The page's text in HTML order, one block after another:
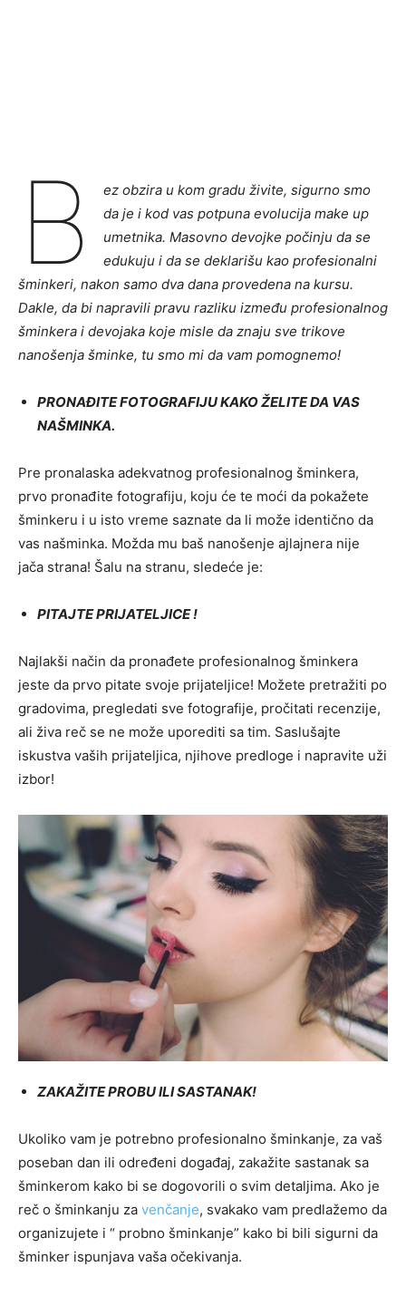
B
ez obzira u kom gradu živite, sigurno smo
da je i kod vas potpuna evolucija make up
umetnika. Masovno devojke počinju da se
edukuju i da se deklarišu kao profesionalni
šminkeri, nakon samo dva dana provedena na kursu.
Dakle, da bi napravili pravu razliku između profesionalnog
šminkera i devojaka koje misle da znaju sve trikove
nanošenja šminke, tu smo mi da vam pomognemo!
PRONAĐITE FOTOGRAFIJU KAKO ŽELITE DA VAS
NAŠMINKA.
Pre pronalaska adekvatnog profesionalnog šminkera,
prvo pronađite fotografiju, koju će te moći da pokažete
šminkeru i u isto vreme saznate da li može identično da
vas našminka. Možda mu baš nanošenje ajlajnera nije
jača strana! Šalu na stranu, sledeće je:
PITAJTE PRIJATELJICE !
Najlakši način da pronađete profesionalnog šminkera
jeste da prvo pitate svoje prijateljice! Možete pretražiti po
gradovima, pregledati sve fotografije, pročitati recenzije,
ali živa reč se ne može uporediti sa tim. Saslušajte
iskustva vaših prijateljica, njihove predloge i napravite uži
izbor!
ZAKAŽITE PROBU ILI SASTANAK!
Ukoliko vam je potrebno profesionalno šminkanje, za vaš
poseban dan ili određeni događaj, zakažite sastanak sa
šminkerom kako bi se dogovorili o svim detaljima. Ako je
reč o šminkanju za venčanje, svakako vam predlažemo da
organizujete i “ probno šminkanje” kako bi bili sigurni da
šminker ispunjava vaša očekivanja.